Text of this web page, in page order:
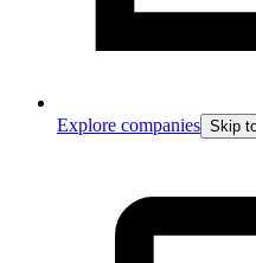
Explore companies Skip